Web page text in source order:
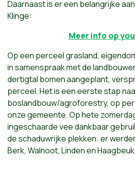
Daarnaast is er een belangrijke
Klinge:
Meer info op
Op een perceel grasland,
in samenspraak met de
dertigtal bomen aangeplant,
perceel. Het is een eerste stap
boslandbouw/agroforestry, op
onze gemeente. Op hete
ingeschaarde vee dankbaar
de schaduwrijke plekken: er
Berk, Walnoot, Linden en